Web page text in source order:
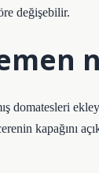
değişebilir.
domatesleri
kapağını